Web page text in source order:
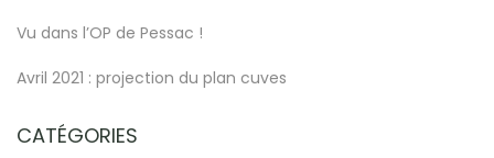
Vu dans l’OP de Pessac !
Avril 2021 : projection du plan cuves
CATÉGORIES